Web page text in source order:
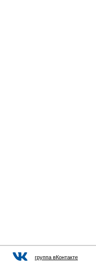
группа вКонтакте